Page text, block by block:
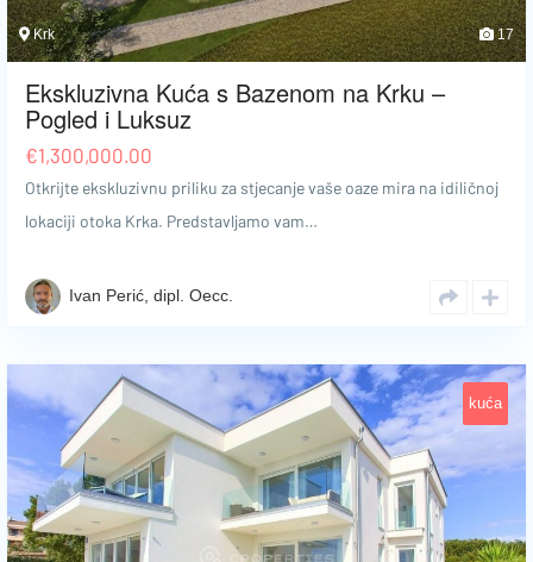
Krk 17
Ekskluzivna Kuća s Bazenom na Krku –
Pogled i Luksuz
€1,300,000.00
Otkrijte ekskluzivnu priliku za stjecanje vaše oaze mira na idiličnoj
lokaciji otoka Krka. Predstavljamo vam…
Ivan Perić, dipl. Oecc.
kuća